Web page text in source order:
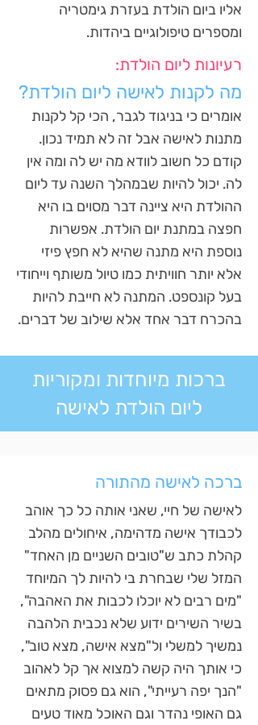
ברכות מיוחדות ומקוריות
ליום הולדת לאישה
רעיונות ליום הולדת:
מה לקנות לאישה ליום הולדת?
אומרים כי בניגוד לגבר, הכי קל לקנות
מתנות לאישה אבל זה לא תמיד נכון.
קודם כל חשוב לוודא מה יש לה ומה אין
לה. יכול להיות שבמהלך השנה עד ליום
ההולדת היא ציינה דבר מסוים בו היא
חפצה במתנת יום הולדת. אפשרות
נוספת היא מתנה שהיא לא חפץ פיזי
אלא יותר חוויתית כמו טיול משותף וייחודי
בעל קונספט. המתנה לא חייבת להיות
בהכרח דבר אחד אלא שילוב של דברים.
ברכה לאישה מהתורה
לאישה של חיי, שאני אותה כל כך אוהב
לכבודך אישה מדהימה, איחולים מהלב
קהלת כתב ש"טובים השניים מן האחד"
המזל שלי שבחרת בי להיות לך המיוחד
"מים רבים לא יוכלו לכבות את האהבה",
בשיר השירים ידוע שלא נכבית הלהבה
נמשיך למשלי ול"מצא אישה, מצא טוב",
כי אותך היה קשה למצוא אך קל לאהוב
"הנך יפה רעייתי", הוא גם פסוק מתאים
גם האופי נהדר וגם האוכל מאוד טעים
אליו ביום הולדת בעזרת גימטריה
ומספרים טיפולוגיים ביהדות.